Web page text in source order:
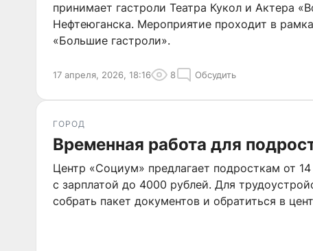
принимает гастроли Театра Кукол и Актера
Нефтеюганска. Мероприятие проходит в
«Большие гастроли».
17 апреля, 2026, 18:16 8 Обсудить
ГОРОД
Временная работа для
Центр «Социум» предлагает подросткам от
с зарплатой до 4000 рублей. Для
собрать пакет документов и обратиться в